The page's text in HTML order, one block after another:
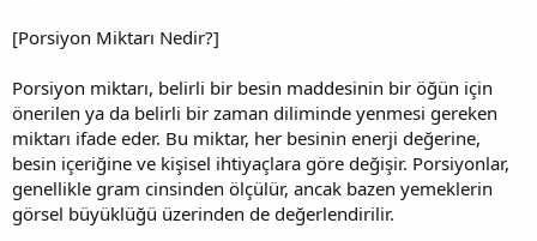
[Porsiyon Miktarı Nedir?]
Porsiyon miktarı, belirli bir besin maddesinin bir öğün için
önerilen ya da belirli bir zaman diliminde yenmesi gereken
miktarı ifade eder. Bu miktar, her besinin enerji değerine,
besin içeriğine ve kişisel ihtiyaçlara göre değişir. Porsiyonlar,
genellikle gram cinsinden ölçülür, ancak bazen yemeklerin
görsel büyüklüğü üzerinden de değerlendirilir.